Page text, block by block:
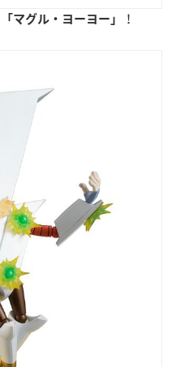
「マグル・ヨーヨー」 ！